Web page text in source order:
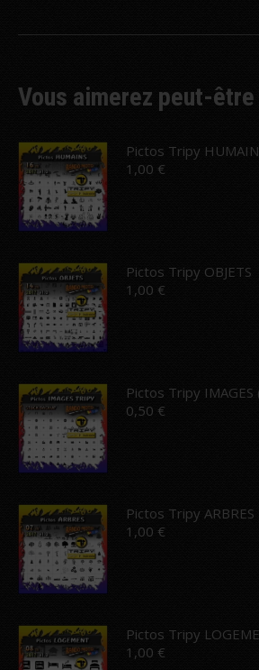
Vous aimerez peut-
Pictos Tripy
1,00 €
Pictos Tripy OBJETS
1,00 €
Pictos Tripy IMAGES
0,50 €
Pictos Tripy ARBRES
1,00 €
Pictos Tripy
1,00 €